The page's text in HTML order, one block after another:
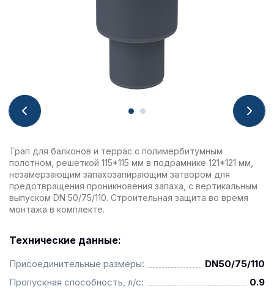
Трап для балконов и террас с полимербитумным
полотном, решеткой 115*115 мм в подрамнике 121*121 мм,
незамерзающим запахозапирающим затвором для
предотвращения проникновения запаха, с вертикальным
выпуском DN 50/75/110. Строительная защита во время
монтажа в комплекте.
Технические данные:
Присоединительные размеры:
DN50/75/110
Пропускная способность, л/с:
0.9